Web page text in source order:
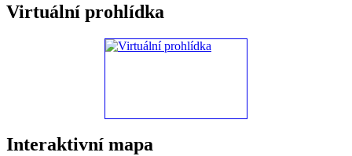
Virtuální prohlídka
Interaktivní mapa